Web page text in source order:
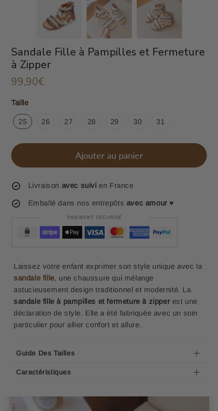
Sandale Fille à Pampilles et Fermeture
à Zipper
99,90€
price
Taille
25 26 27 28 29 30 31
Ajouter au panier
Livraison avec suivi en France
Emballé dans nos entrepôts avec amour ♥
Laissez votre enfant exprimer son style unique avec la
sandale fille, une chaussure qui mélange
astucieusement design traditionnel et modernité. La
sandale fille à pampilles et fermeture à zipperest une
déclaration de style. Elle a été fabriquée avec un soin
particulier pour allier confort et allure.
Guide Des Tailles
Caractéristiques